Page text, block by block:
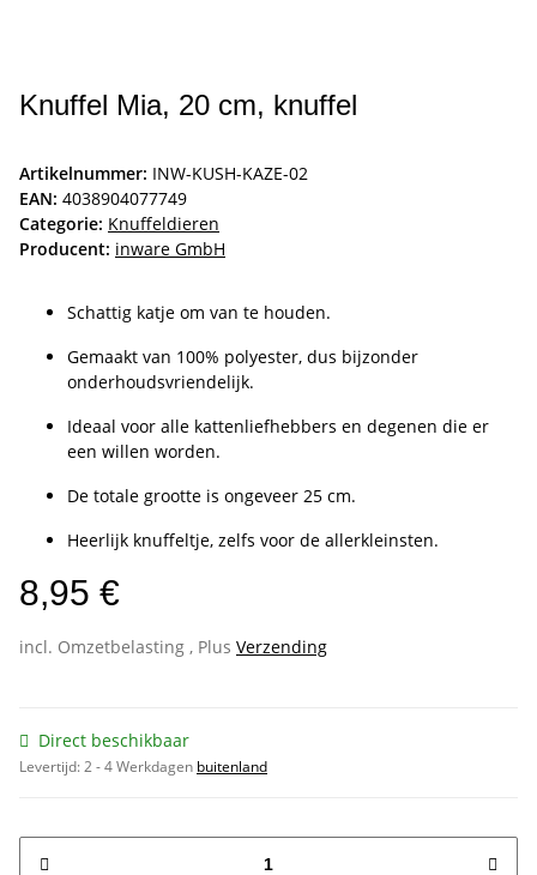
Knuffel Mia, 20 cm, knuffel
Artikelnummer: INW-KUSH-KAZE-02
EAN: 4038904077749
Categorie: Knuffeldieren
Producent: inware GmbH
Schattig katje om van te houden.
Gemaakt van 100% polyester, dus bijzonder
onderhoudsvriendelijk.
Ideaal voor alle kattenliefhebbers en degenen die er
een willen worden.
De totale grootte is ongeveer 25 cm.
Heerlijk knuffeltje, zelfs voor de allerkleinsten.
8,95 €
incl. Omzetbelasting , Plus Verzending
Direct beschikbaar
Levertijd:2 - 4 Werkdagen buitenland